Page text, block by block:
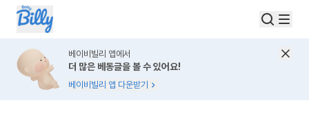
베이비빌리 앱에서
더 많은 베동글을 볼 수 있어요!
베이비빌리 앱 다운받기